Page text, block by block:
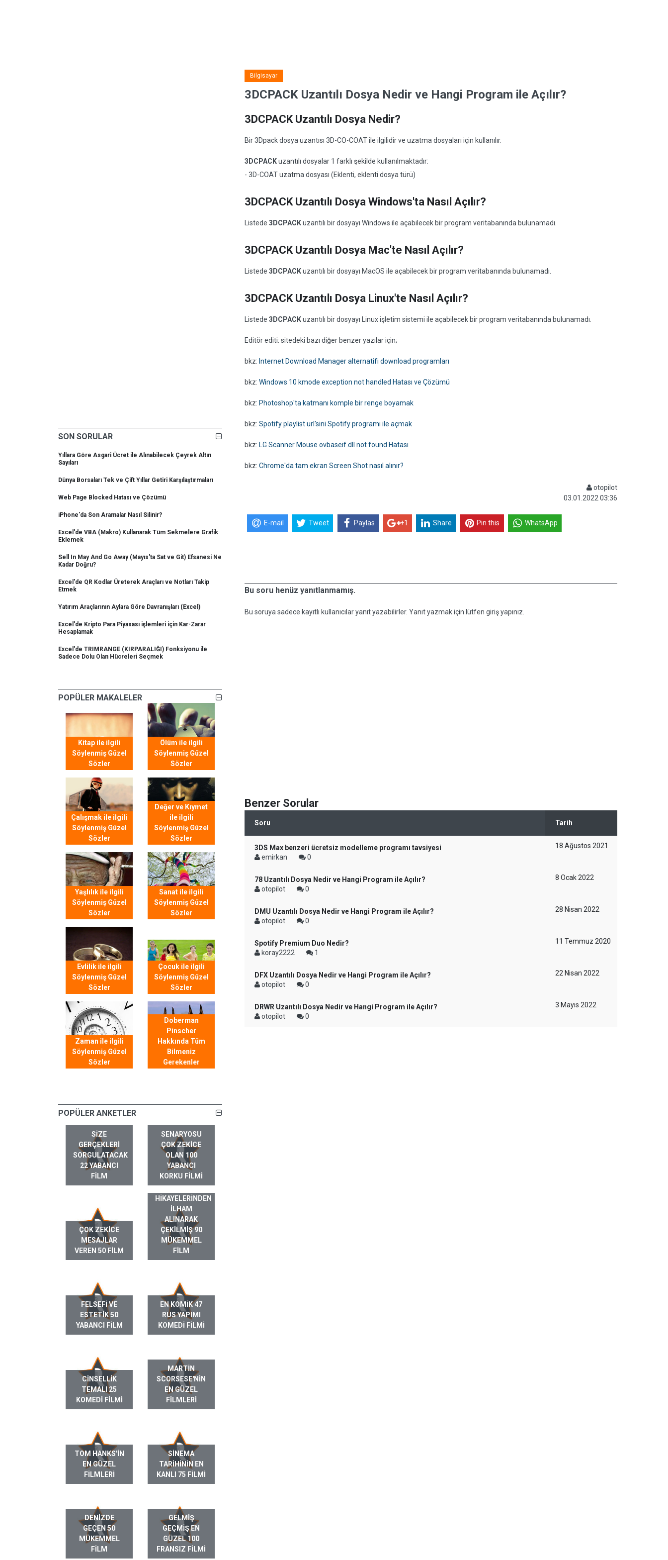
SON SORULAR
Yıllara Göre Asgari Ücret ile Alınabilecek Çeyrek Altın
Sayıları
Dünya Borsaları Tek ve Çift Yıllar Getiri Karşılaştırmaları
Web Page Blocked Hatası ve Çözümü
iPhone'da Son Aramalar Nasıl Silinir?
Excel'de VBA (Makro) Kullanarak Tüm Sekmelere Grafik
Eklemek
Sell In May And Go Away (Mayıs'ta Sat ve Git) Efsanesi Ne
Kadar Doğru?
Excel'de QR Kodlar Üreterek Araçları ve Notları Takip
Etmek
Yatırım Araçlarının Aylara Göre Davranışları (Excel)
Excel'de Kripto Para Piyasası işlemleri için Kar-Zarar
Hesaplamak
Excel'de TRIMRANGE (KIRPARALIĞI) Fonksiyonu ile
Sadece Dolu Olan Hücreleri Seçmek
POPÜLER MAKALELER
Kitap ile ilgili
Söylenmiş Güzel
Sözler
Ölüm ile ilgili
Söylenmiş Güzel
Sözler
Çalışmak ile ilgili
Söylenmiş Güzel
Sözler
Değer ve Kıymet
ile ilgili
Söylenmiş Güzel
Sözler
Yaşlılık ile ilgili
Söylenmiş Güzel
Sözler
Sanat ile ilgili
Söylenmiş Güzel
Sözler
Evlilik ile ilgili
Söylenmiş Güzel
Sözler
Çocuk ile ilgili
Söylenmiş Güzel
Sözler
Zaman ile ilgili
Söylenmiş Güzel
Sözler
Doberman
Pinscher
Hakkında Tüm
Bilmeniz
Gerekenler
POPÜLER ANKETLER
SIZE
GERÇEKLERI
SORGULATACAK
22 YABANCI
FILM
SENARYOSU
ÇOK ZEKICE
OLAN 100
YABANCI
KORKU FILMI
ÇOK ZEKICE
MESAJLAR
VEREN 50 FILM
GERÇEK HAYAT
HIKAYELERINDEN
ILHAM
ALINARAK
ÇEKILMIŞ 90
MÜKEMMEL
FILM
FELSEFI VE
ESTETIK 50
YABANCI FILM
EN KOMIK 47
RUS YAPIMI
KOMEDI FILMI
CINSELLIK
TEMALI 25
KOMEDI FILMI
MARTIN
SCORSESE'NIN
EN GÜZEL
FILMLERI
TOM HANKS'IN
EN GÜZEL
FILMLERI
SINEMA
TARIHININ EN
KANLI 75 FILMI
DENIZDE
GEÇEN 50
MÜKEMMEL
FILM
GELMIŞ
GEÇMIŞ EN
GÜZEL 100
FRANSIZ FILMI
Bilgisayar
3DCPACK Uzantılı Dosya Nedir ve Hangi Program ile Açılır?
3DCPACK Uzantılı Dosya Nedir?
Bir 3Dpack dosya uzantısı 3D-CO-COAT ile ilgilidir ve uzatma dosyaları için kullanılır.
3DCPACKuzantılı dosyalar 1 farklı şekilde kullanılmaktadır:
- 3D-COAT uzatma dosyası (Eklenti, eklenti dosya türü)
3DCPACK Uzantılı Dosya Windows'ta Nasıl Açılır?
Listede 3DCPACKuzantılı bir dosyayı Windows ile açabilecek bir program veritabanında bulunamadı.
3DCPACK Uzantılı Dosya Mac'te Nasıl Açılır?
Listede 3DCPACKuzantılı bir dosyayı MacOS ile açabilecek bir program veritabanında bulunamadı.
3DCPACK Uzantılı Dosya Linux'te Nasıl Açılır?
Listede 3DCPACKuzantılı bir dosyayı Linux işletim sistemi ile açabilecek bir program veritabanında bulunamadı.
Editör editi: sitedeki bazı diğer benzer yazılar için;
bkz: Internet Download Manager alternatifi download programları
bkz: Windows 10 kmode exception not handled Hatası ve Çözümü
bkz: Photoshop'ta katmanı komple bir renge boyamak
bkz: Spotify playlist url'sini Spotify programı ile açmak
bkz: LG Scanner Mouse ovbaseif.dll not found Hatası
bkz: Chrome'da tam ekran Screen Shot nasıl alınır?
otopilot
03.01.2022 03:36
E-mail Tweet Paylas +1 Share Pin this WhatsApp
Bu soru henüz yanıtlanmamış.
Bu soruya sadece kayıtlı kullanıcılar yanıt yazabilirler. Yanıt yazmak için lütfen giriş yapınız.
Benzer Sorular
Soru Tarih
3DS Max benzeri ücretsiz modelleme programı tavsiyesi
emirkan
0
18 Ağustos 2021
78 Uzantılı Dosya Nedir ve Hangi Program ile Açılır?
otopilot
0
8 Ocak 2022
DMU Uzantılı Dosya Nedir ve Hangi Program ile Açılır?
otopilot
0
28 Nisan 2022
Spotify Premium Duo Nedir?
koray2222
1
11 Temmuz 2020
DFX Uzantılı Dosya Nedir ve Hangi Program ile Açılır?
otopilot
0
22 Nisan 2022
DRWR Uzantılı Dosya Nedir ve Hangi Program ile Açılır?
otopilot
0
3 Mayıs 2022